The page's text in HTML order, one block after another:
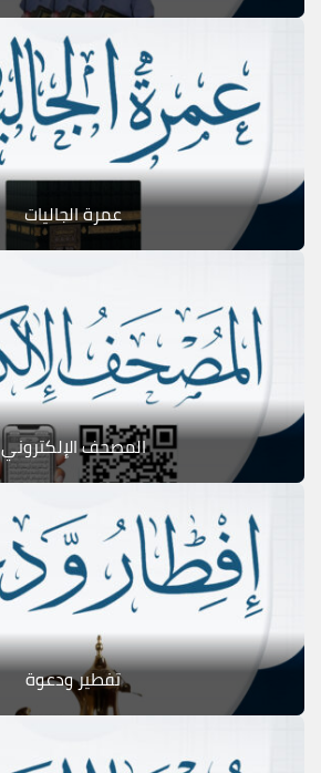
عمرة الجاليات
المصحف الإلكتروني
تفطير ودعوة